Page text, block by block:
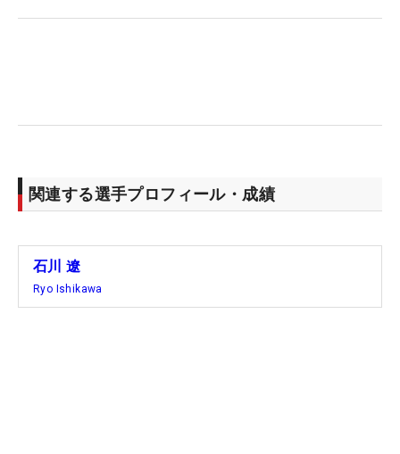
日本ツアーを代表するひとりとして、初日はLIV勢
のルーカス・ハーバート（オーストラリア）、キャ
関連する選手プロフィール・成績
石川 遼
Ryo Ishikawa